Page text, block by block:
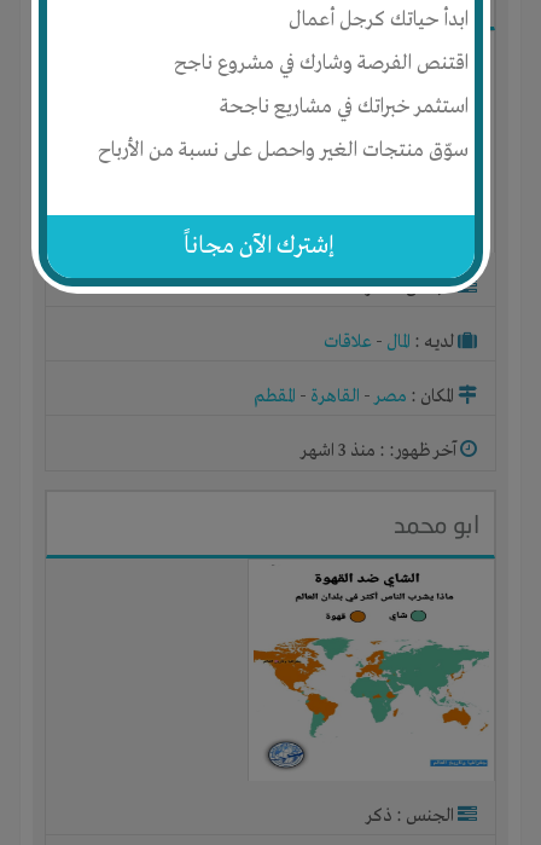
ابدأ حياتك كرجل أعمال
اقتنص الفرصة وشارك في مشروع ناجح
استثمر خبراتك في مشاريع ناجحة
سوّق منتجات الغير واحصل على نسبة من الأرباح
إشترك الآن مجاناً
الجنس : ذكر
لديـه : المال - علاقات
المكان : مصر- القاهرة - المقطم
آخر ظهور: : منذ 3 اشهر
ابو محمد
الجنس : ذكر